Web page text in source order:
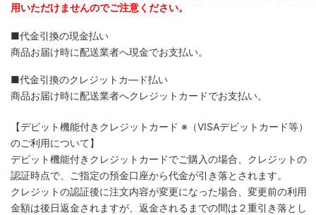
用いただけませんのでご注意ください。
■代金引換の現金払い
商品お届け時に配送業者へ現金でお支払い。
■代金引換のクレジットカ―ド払い
商品お届け時に配送業者へクレジットカードでお支払い。
【デビット機能付きクレジットカード ※（VISAデビットカード等）
のご利用について】
デビット機能付きクレジットカードでご購入の場合、クレジットの
認証時点で、ご指定の預金口座から代金が引き落とされます。
クレジットの認証後に注文内容が変更になった場合、変更前の利用
金額は後日返金されますが、返金されるまでの間は２重引き落とし